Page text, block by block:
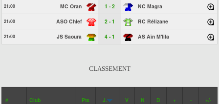
21:00 MC Oran 1 - 2 NC Magra
21:00 ASO Chlef 2 - 1 RC Rélizane
21:00 JS Saoura 4 - 1 AS Aïn M'lila
CLASSEMENT
# Club Pts J. V N D + - +/-